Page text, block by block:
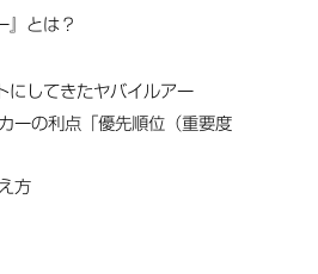
』とは？
にしてきたヤバイルアー
ーの利点「優先順位（重要度
方